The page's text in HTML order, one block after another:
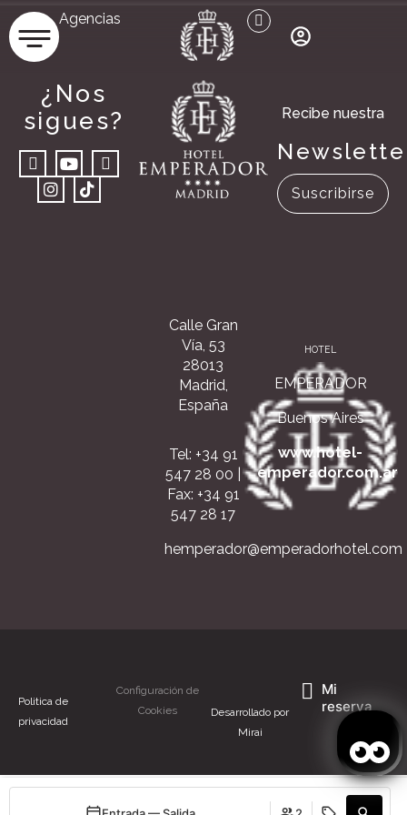
Agencias
¿Nos
sigues?
Recibe nuestra
Suscribirse
Calle Gran
Vía, 53
28013
Madrid,
España
Tel: +34 91
547 28 00
Fax: +34 91
547 28 17
hemperador@emperadorhotel.com
HOTEL
EMPERADOR
Buenos Aires
www.hotel-
emperador.com.ar
Politica de
privacidad
Configuración de
Cookies
Mi
reserva
Desarrollado por
Mirai